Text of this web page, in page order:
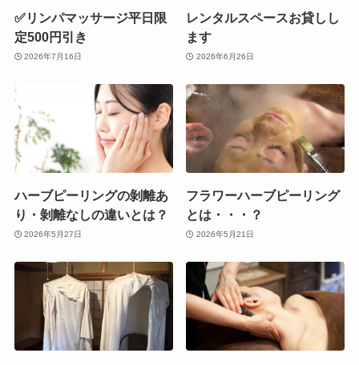
✅リンパマッサージ平日限
定500円引き
2026年7月16日
レンタルスペースお貸しし
ます
2026年6月26日
ハーブピーリングの剝離あ
り・剝離なしの違いとは？
2026年5月27日
フラワーハーブピーリング
とは・・・？
2026年5月21日